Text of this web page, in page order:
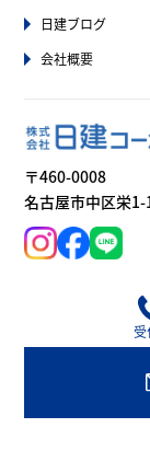
日建ブログ
会社概要
〒460-0008
名古屋市中区栄
受